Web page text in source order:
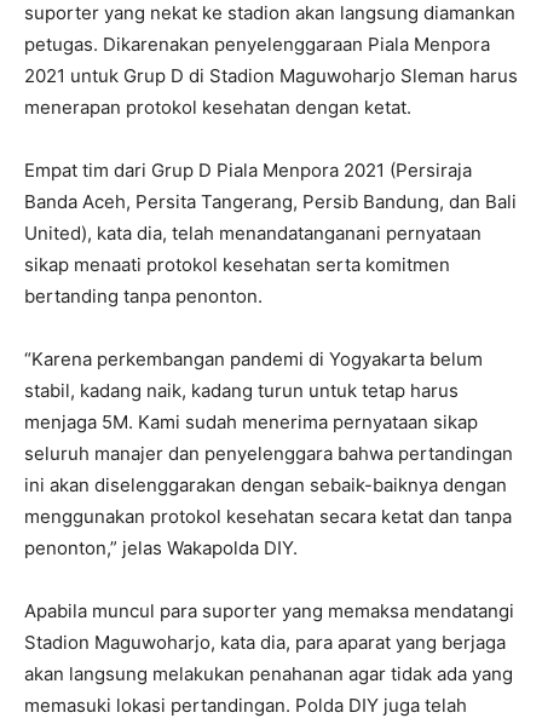
suporter yang nekat ke stadion akan langsung diamankan
petugas. Dikarenakan penyelenggaraan Piala Menpora
2021 untuk Grup D di Stadion Maguwoharjo Sleman harus
menerapan protokol kesehatan dengan ketat.
Empat tim dari Grup D Piala Menpora 2021 (Persiraja
Banda Aceh, Persita Tangerang, Persib Bandung, dan Bali
United), kata dia, telah menandatanganani pernyataan
sikap menaati protokol kesehatan serta komitmen
bertanding tanpa penonton.
“Karena perkembangan pandemi di Yogyakarta belum
stabil, kadang naik, kadang turun untuk tetap harus
menjaga 5M. Kami sudah menerima pernyataan sikap
seluruh manajer dan penyelenggara bahwa pertandingan
ini akan diselenggarakan dengan sebaik-baiknya dengan
menggunakan protokol kesehatan secara ketat dan tanpa
penonton,” jelas Wakapolda DIY.
Apabila muncul para suporter yang memaksa mendatangi
Stadion Maguwoharjo, kata dia, para aparat yang berjaga
akan langsung melakukan penahanan agar tidak ada yang
memasuki lokasi pertandingan. Polda DIY juga telah